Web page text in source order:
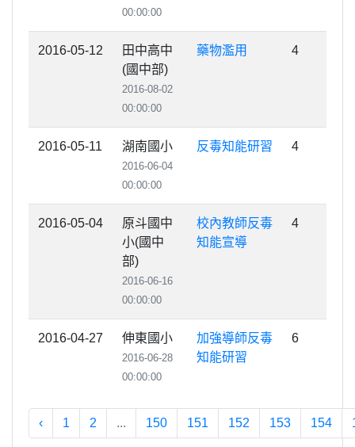
00:00:00
2016-05-12
田中高中
(國中部)
2016-08-02
00:00:00
藥物濫用 4
2016-05-11 湖南國小
2016-06-04
00:00:00
反毒知能研習 4
2016-05-04
原斗國中
小(國中
部)
2016-06-16
00:00:00
校內教師反毒
知能宣導
4
2016-04-27 伸東國小
2016-06-28
00:00:00
加強導師反毒
知能研習
6
‹ 1 2 ... 150 151 152 153 154